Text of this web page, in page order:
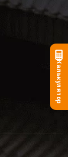
Калькулятор